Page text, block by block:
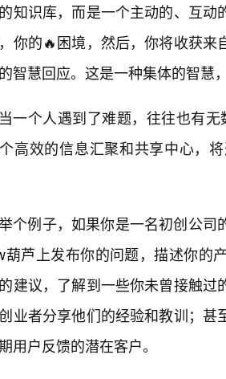
知识库，而是一个主动的、互
你的🔥困境，然后，你将收获
智慧回应。这是一种集体的智慧
当一个人遇到了难题，往往也有
高效的信息汇聚和共享中心，
个例子，如果你是一名初创公司
葫芦上发布你的问题，描述你的
建议，了解到一些你未曾接触
业者分享他们的经验和教训；
用户反馈的潜在客户。